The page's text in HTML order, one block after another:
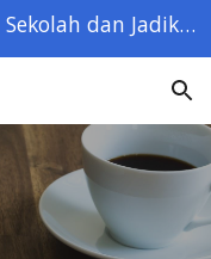
Skip to navigation
"Jadikan Setiap Tempat Sebagai Sekolah dan Jadikan Setiap Orang Sebagai Guru" - Ki Hajar Dewantara -